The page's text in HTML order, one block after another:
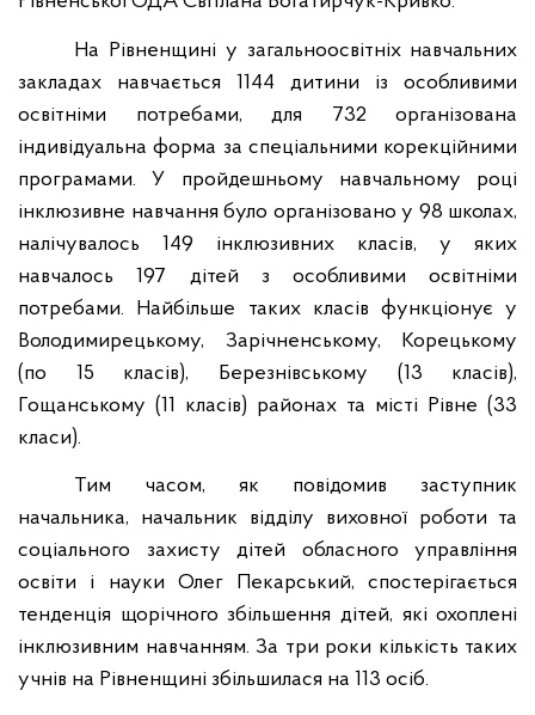
На Рівненщині у загальноосвітніх навчальних
закладах навчається 1144 дитини із особливими
освітніми потребами, для 732 організована
індивідуальна форма за спеціальними корекційними
програмами. У пройдешньому навчальному році
інклюзивне навчання було організовано у 98 школах,
налічувалось 149 інклюзивних класів, у яких
навчалось 197 дітей з особливими освітніми
потребами. Найбільше таких класів функціонує у
Володимирецькому, Зарічненському, Корецькому
(по 15 класів), Березнівському (13 класів),
Гощанському (11 класів) районах та місті Рівне (33
класи).
Тим часом, як повідомив заступник
начальника, начальник відділу виховної роботи та
соціального захисту дітей обласного управління
освіти і науки Олег Пекарський, спостерігається
тенденція щорічного збільшення дітей, які охоплені
інклюзивним навчанням.За три роки кількість таких
учнів на Рівненщині збільшилася на 113 осіб.